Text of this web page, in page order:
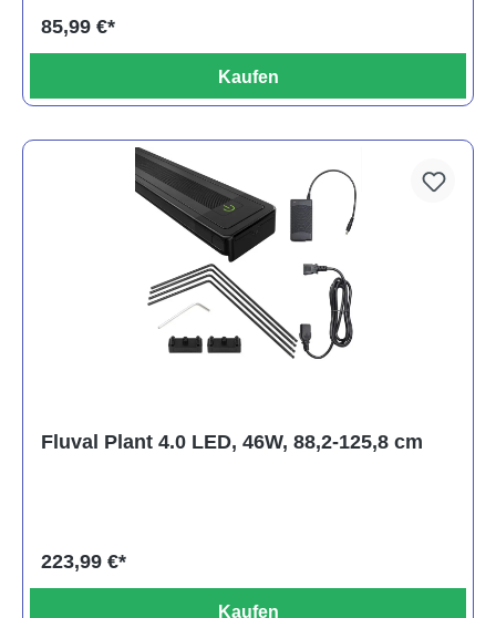
85,99 €*
Kaufen
Fluval Plant 4.0 LED, 46W, 88,2-125,8 cm
223,99 €*
Kaufen